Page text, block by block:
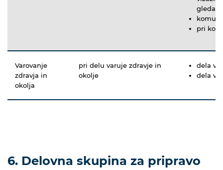
pri
Varovanje
zdravja in
okolja
pri delu varuje zdravje in
okolje
dela v
dela v
6. Delovna skupina za pripravo